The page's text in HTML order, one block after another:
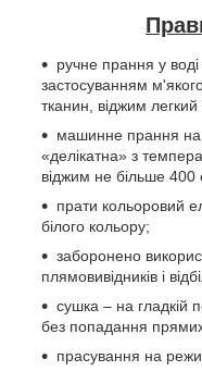
ручне прання у воді
застосуванням
тканин, віджим
машинне прання
«делікатна» з
віджим не більше 400
прати кольоровий
білого кольору;
заборонено
плямовивідників і
сушка – на гладкій
без попадання
прасування на